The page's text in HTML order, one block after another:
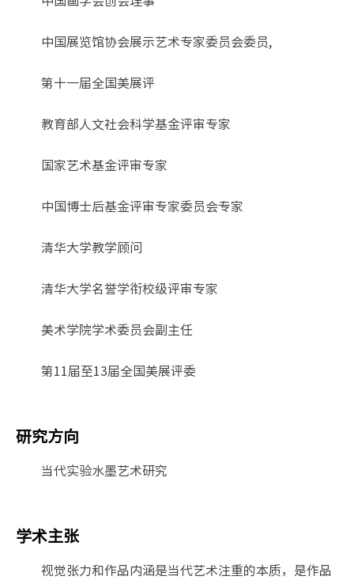
中国展览馆协会展示艺术专家委员会委员,
第十一届全国美展评
教育部人文社会科学基金评审专家
国家艺术基金评审专家
中国博士后基金评审专家委员会专家
清华大学教学顾问
清华大学名誉学衔校级评审专家
美术学院学术委员会副主任
第11届至13届全国美展评委
研究方向
当代实验水墨艺术研究
学术主张
视觉张力和作品内涵是当代艺术注重的本质，是作品